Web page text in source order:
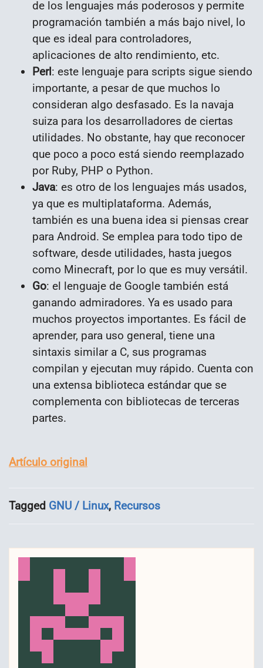
de los lenguajes más poderosos y permite
programación también a más bajo nivel, lo
que es ideal para controladores,
aplicaciones de alto rendimiento, etc.
Perl: este lenguaje para scripts sigue siendo
importante, a pesar de que muchos lo
consideran algo desfasado. Es la navaja
suiza para los desarrolladores de ciertas
utilidades. No obstante, hay que reconocer
que poco a poco está siendo reemplazado
por Ruby, PHP o Python.
Java: es otro de los lenguajes más usados,
ya que es multiplataforma. Además,
también es una buena idea si piensas crear
para Android. Se emplea para todo tipo de
software, desde utilidades, hasta juegos
como Minecraft, por lo que es muy versátil.
Go: el lenguaje de Google también está
ganando admiradores. Ya es usado para
muchos proyectos importantes. Es fácil de
aprender, para uso general, tiene una
sintaxis similar a C, sus programas
compilan y ejecutan muy rápido. Cuenta con
una extensa biblioteca estándar que se
complementa con bibliotecas de terceras
partes.
Artículo original
Tagged GNU / Linux, Recursos